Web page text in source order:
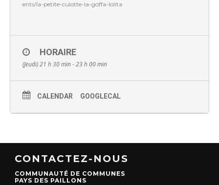
ents/la-petite-culotte-la-goffa-lolita
HORAIRE
(Jeudi) 21 h 30 min - 23 h 00 min
CALENDAR GOOGLECAL
CONTACTEZ-NOUS
COMMUNAUTÉ DE COMMUNES
PAYS DES PAILLONS